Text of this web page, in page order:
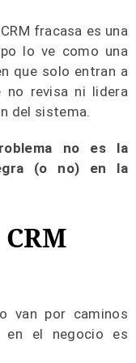
fracasa es una
lo ve como una
que solo entran a
no revisa ni lidera
del sistema.
no es la
(o no) en la
van por caminos
en el negocio es